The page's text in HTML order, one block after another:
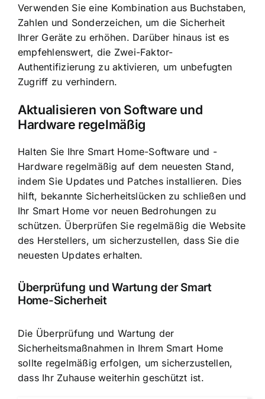
Verwenden Sie eine Kombination aus Buchstaben,
Zahlen und Sonderzeichen, um die Sicherheit
Ihrer Geräte zu erhöhen. Darüber hinaus ist es
empfehlenswert, die Zwei-Faktor-
Authentifizierung zu aktivieren, um unbefugten
Zugriff zu verhindern.
Aktualisieren von Software und
Hardware regelmäßig
Halten Sie Ihre Smart Home-Software und -
Hardware regelmäßig auf dem neuesten Stand,
indem Sie Updates und Patches installieren. Dies
hilft, bekannte Sicherheitslücken zu schließen und
Ihr Smart Home vor neuen Bedrohungen zu
schützen. Überprüfen Sie regelmäßig die Website
des Herstellers, um sicherzustellen, dass Sie die
neuesten Updates erhalten.
Überprüfung und Wartung der Smart
Home-Sicherheit
Die Überprüfung und Wartung der
Sicherheitsmaßnahmen in Ihrem Smart Home
sollte regelmäßig erfolgen, um sicherzustellen,
dass Ihr Zuhause weiterhin geschützt ist.